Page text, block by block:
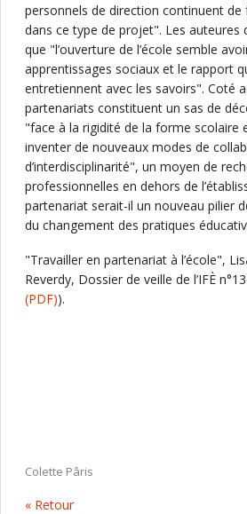
personnels de direction continuent
dans ce type de projet". Les auteures
que "l’ouverture de l’école semble
apprentissages sociaux et le rapport
entretiennent avec les savoirs". Coté
partenariats constituent un sas de
"face à la rigidité de la forme scolaire
inventer de nouveaux modes de
d’interdisciplinarité", un moyen de
professionnelles en dehors de
partenariat serait-il un nouveau pilier
du changement des pratiques
"Travailler en partenariat à l’école",
Reverdy, Dossier de veille de l’IFÈ
(PDF)).
Colette Pâris
« Retour